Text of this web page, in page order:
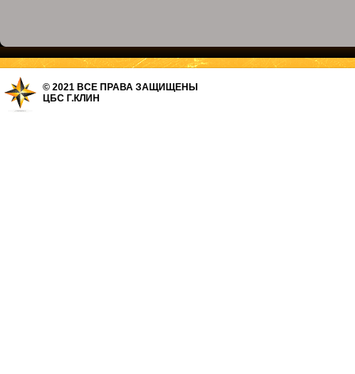
© 2021 ВСЕ ПРАВА ЗАЩИЩЕНЫ
ЦБС Г.КЛИН